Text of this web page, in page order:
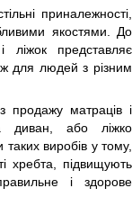
приналежності,
якостями. До
представляє
для людей з різним
продажу матраців і
диван, або ліжко
виробів у тому,
хребта, підвищують
і здорове